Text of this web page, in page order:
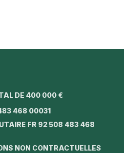
DE 400 000 €
468 00031
FR 92 508 483 468
NON CONTRACTUELLES